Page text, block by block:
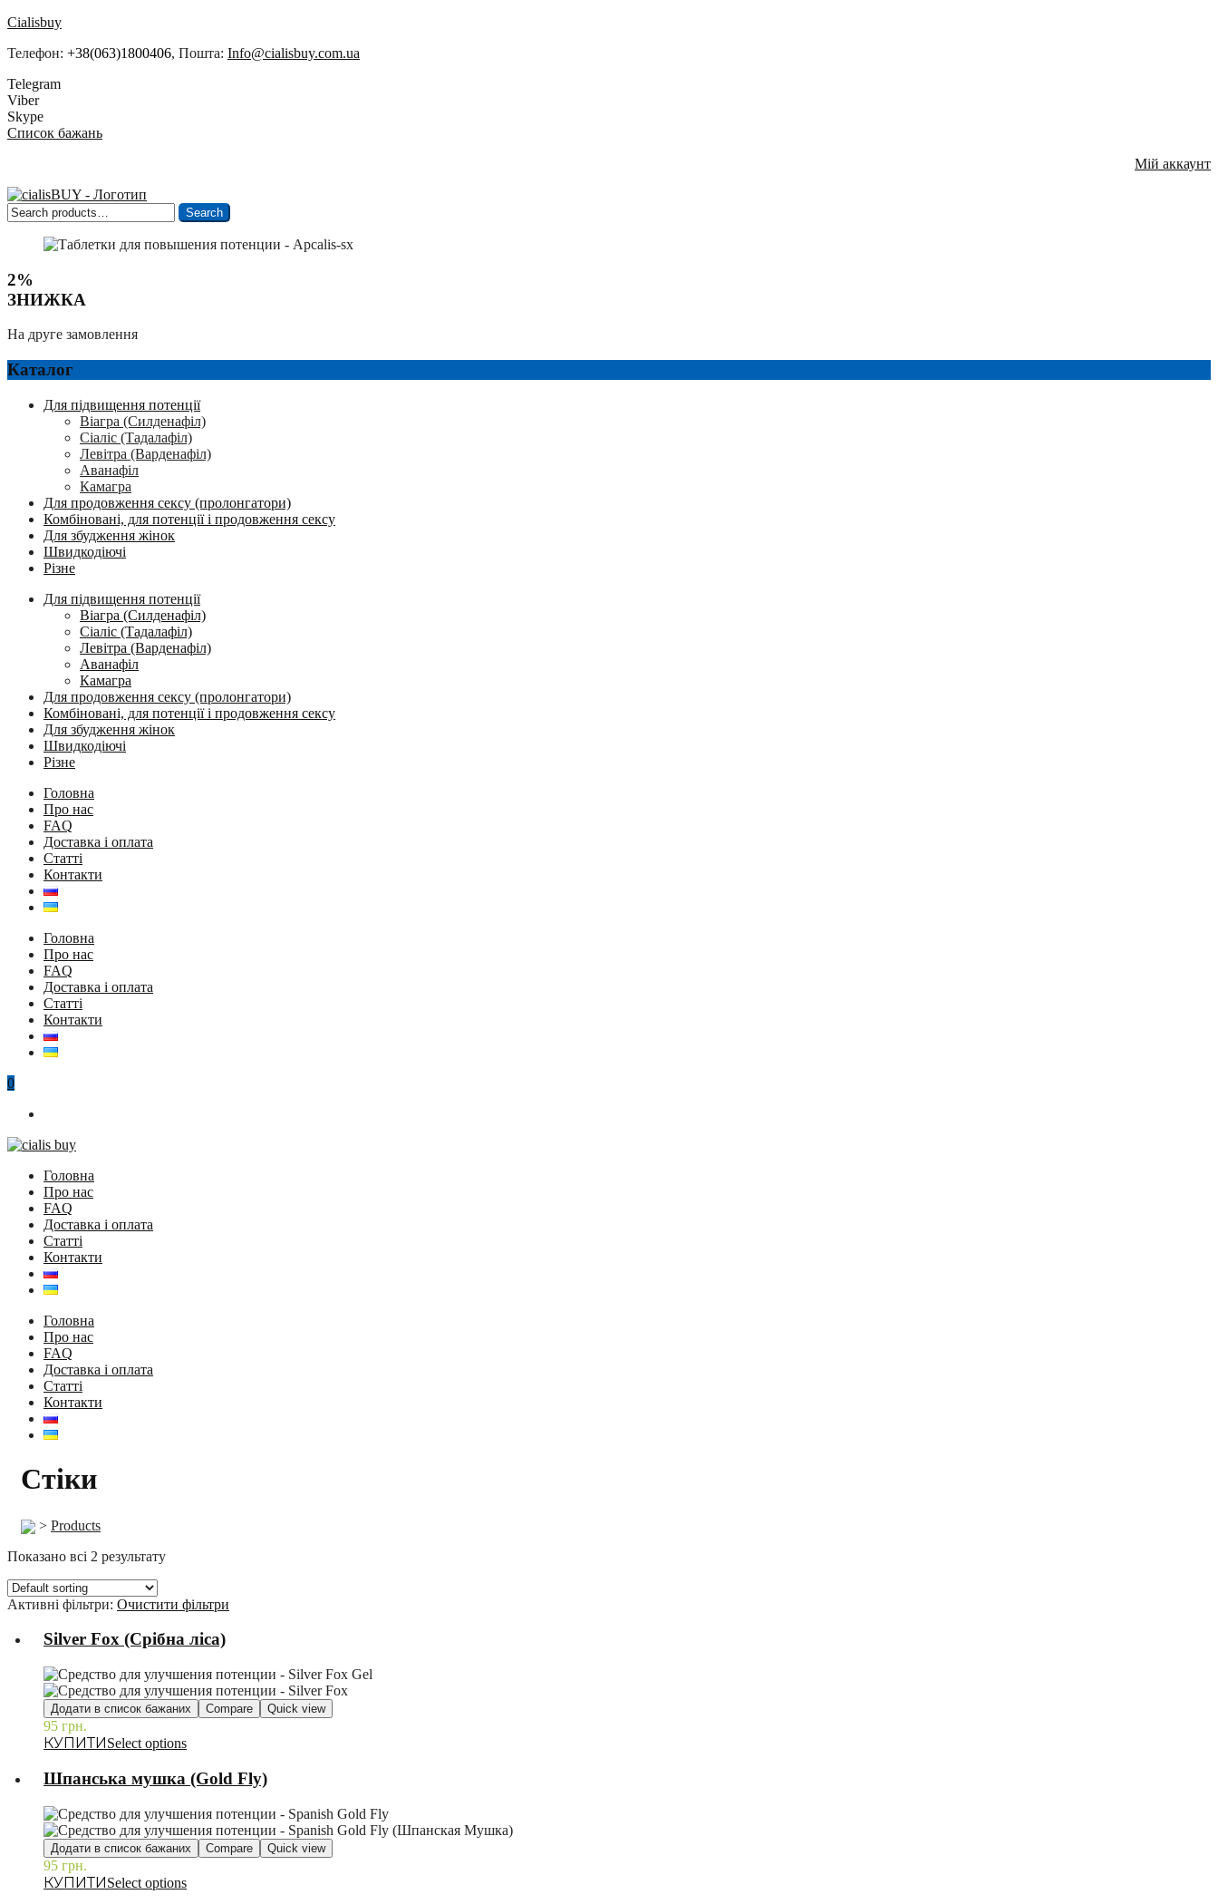
Cialisbuy
Телефон: +38(063)1800406, Пошта: Info@cialisbuy.com.ua
Telegram
Viber
Skype
Список бажань
Мій аккаунт
Search
for:
Search
2%
ЗНИЖКА
На друге замовлення
Каталог
Для підвищення потенції
Віагра (Силденафіл)
Сіаліс (Тадалафіл)
Левітра (Варденафіл)
Аванафіл
Камагра
Для продовження сексу (пролонгатори)
Комбіновані, для потенції і продовження сексу
Для збудження жінок
Швидкодіючі
Різне
Для підвищення потенції
Віагра (Силденафіл)
Сіаліс (Тадалафіл)
Левітра (Варденафіл)
Аванафіл
Камагра
Для продовження сексу (пролонгатори)
Комбіновані, для потенції і продовження сексу
Для збудження жінок
Швидкодіючі
Різне
Головна
Про нас
FAQ
Доставка і оплата
Статті
Контакти
Головна
Про нас
FAQ
Доставка і оплата
Статті
Контакти
0
Головна
Про нас
FAQ
Доставка і оплата
Статті
Контакти
Головна
Про нас
FAQ
Доставка і оплата
Статті
Контакти
Стіки
> Products
Показано всі 2 результату
Активні фільтри: Очистити фільтри
Silver Fox (Срібна ліса)
Додати в список бажаних Compare Quick view
95 грн.
Select options
Шпанська мушка (Gold Fly)
Додати в список бажаних Compare Quick view
95 грн.
Select options